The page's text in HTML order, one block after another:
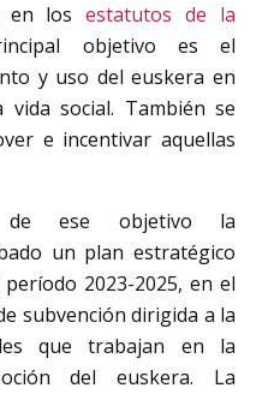
en losestatutos de la
objetivo es el
y uso del euskera en
social. También se
e incentivar aquellas
ese objetivo la
un plan estratégico
2023-2025, en el
subvención dirigida a la
que trabajan en la
del euskera. La